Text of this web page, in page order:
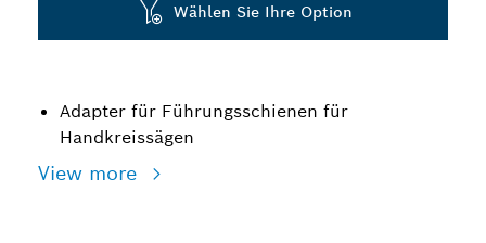
Adapter für Führungsschienen für
Handkreissägen
View more
Wählen Sie Ihre Option